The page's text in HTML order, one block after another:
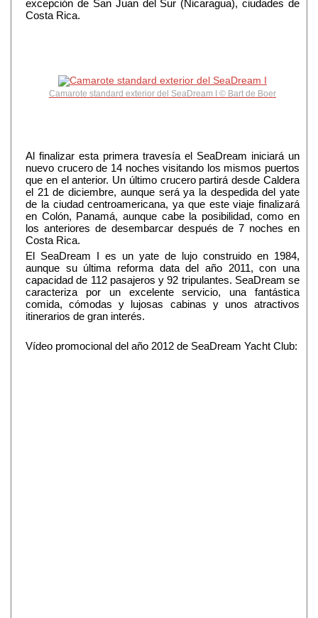
excepción de San Juan del Sur (Nicaragua), ciudades de
Costa Rica.
Camarote standard exterior del SeaDream I © Bart de Boer
Al finalizar esta primera travesía el SeaDream iniciará un
nuevo crucero de 14 noches visitando los mismos puertos
que en el anterior. Un último crucero partirá desde Caldera
el 21 de diciembre, aunque será ya la despedida del yate
de la ciudad centroamericana, ya que este viaje finalizará
en Colón, Panamá, aunque cabe la posibilidad, como en
los anteriores de desembarcar después de 7 noches en
Costa Rica.
El SeaDream I es un yate de lujo construido en 1984,
aunque su última reforma data del año 2011, con una
capacidad de 112 pasajeros y 92 tripulantes. SeaDream se
caracteriza por un excelente servicio, una fantástica
comida, cómodas y lujosas cabinas y unos atractivos
itinerarios de gran interés.
Vídeo promocional del año 2012 de SeaDream Yacht Club: